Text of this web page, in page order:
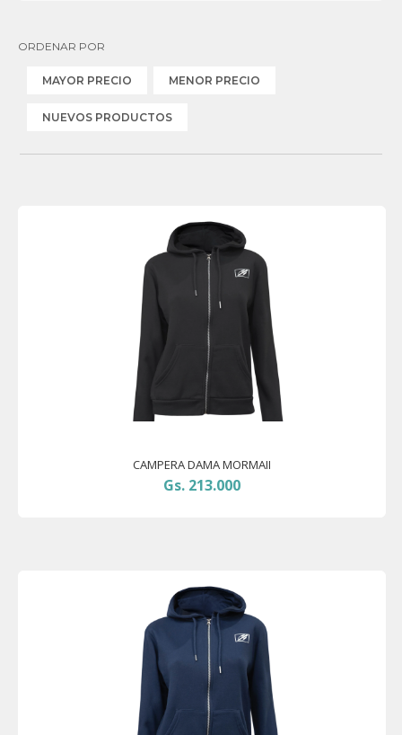
ORDENAR POR
MAYOR PRECIO MENOR PRECIO
NUEVOS PRODUCTOS
CAMPERA DAMA MORMAII
Gs. 213.000